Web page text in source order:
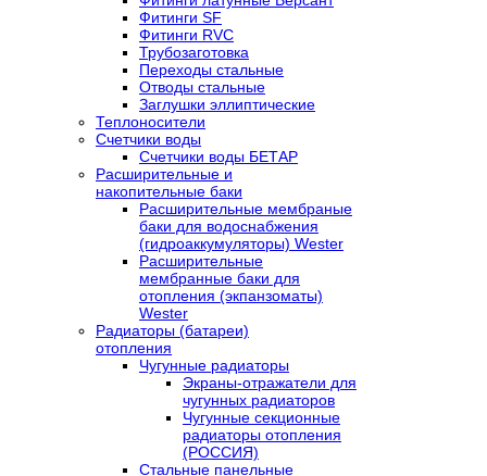
Фитинги SF
Фитинги RVC
Трубозаготовка
Переходы стальные
Отводы стальные
Заглушки эллиптические
Теплоносители
Счетчики воды
Счетчики воды БЕТАР
Расширительные и
накопительные баки
Расширительные мембраные
баки для водоснабжения
(гидроаккумуляторы) Wester
Расширительные
мембранные баки для
отопления (экпанзоматы)
Wester
Радиаторы (батареи)
отопления
Чугунные радиаторы
Экраны-отражатели для
чугунных радиаторов
Чугунные секционные
радиаторы отопления
(РОССИЯ)
Стальные панельные